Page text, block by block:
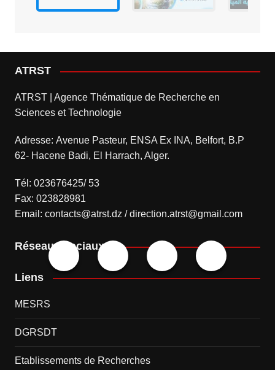
ATRST
ATRST | Agence Thématique de Recherche en
Sciences et Technologie
Adresse: Avenue Pasteur, ENSA Ex INA, Belfort, B.P
62- Hacene Badi, El Harrach, Alger.
Tél: 023676425/ 53
Fax: 023828981
Email: contacts@atrst.dz / direction.atrst@gmail.com
Réseaux sociaux
Liens
MESRS
DGRSDT
Etablissements de Recherches